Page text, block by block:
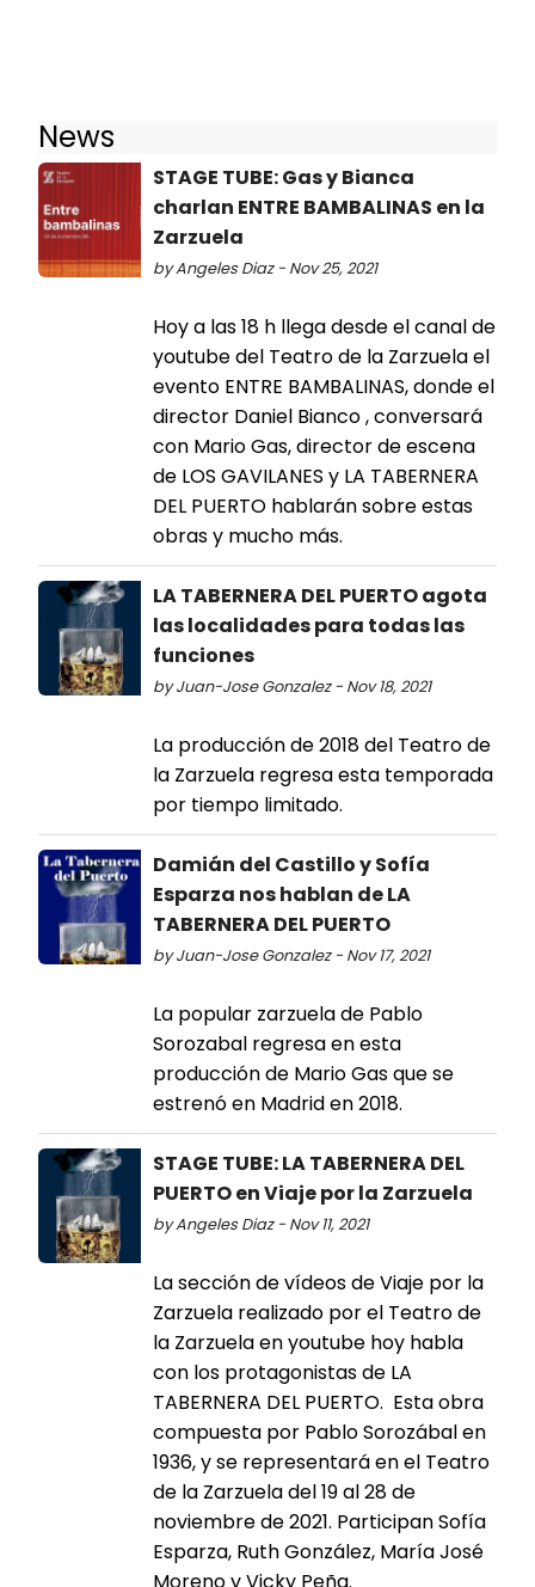
News
STAGE TUBE: Gas y Bianca
charlan ENTRE BAMBALINAS en la
Zarzuela
by Angeles Diaz - Nov 25, 2021
Hoy a las 18 h llega desde el canal de
youtube del Teatro de la Zarzuela el
evento ENTRE BAMBALINAS, donde el
director Daniel Bianco , conversará
con Mario Gas, director de escena
de LOS GAVILANES y LA TABERNERA
DEL PUERTO hablarán sobre estas
obras y mucho más.
LA TABERNERA DEL PUERTO agota
las localidades para todas las
funciones
by Juan-Jose Gonzalez - Nov 18, 2021
La producción de 2018 del Teatro de
la Zarzuela regresa esta temporada
por tiempo limitado.
Damián del Castillo y Sofía
Esparza nos hablan de LA
TABERNERA DEL PUERTO
by Juan-Jose Gonzalez - Nov 17, 2021
La popular zarzuela de Pablo
Sorozabal regresa en esta
producción de Mario Gas que se
estrenó en Madrid en 2018.
STAGE TUBE: LA TABERNERA DEL
PUERTO en Viaje por la Zarzuela
by Angeles Diaz - Nov 11, 2021
La sección de vídeos de Viaje por la
Zarzuela realizado por el Teatro de
la Zarzuela en youtube hoy habla
con los protagonistas de LA
TABERNERA DEL PUERTO. Esta obra
compuesta por Pablo Sorozábal en
1936, y se representará en el Teatro
de la Zarzuela del 19 al 28 de
noviembre de 2021. Participan Sofía
Esparza, Ruth González, María José
Moreno y Vicky Peña.